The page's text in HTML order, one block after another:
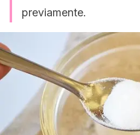
previamente.